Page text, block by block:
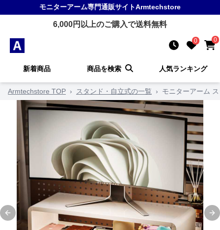
モニターアーム専門通販サイトArmtechstore
6,000円以上のご購入で送料無料
0 0
新着商品 商品を検索 人気ランキング
Armtechstore TOP › スタンド・自立式の一覧 › モニターアーム
Previous slide